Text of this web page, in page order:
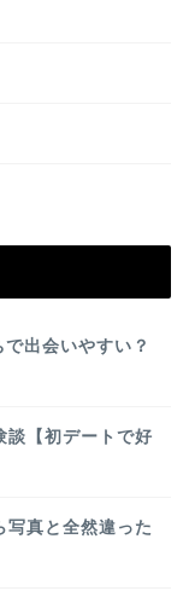
出会いやすい？
談【初デートで好
写真と全然違った